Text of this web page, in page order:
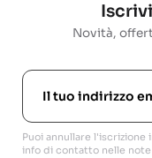
Novità,
Puoi annullare
info di contatto nelle note